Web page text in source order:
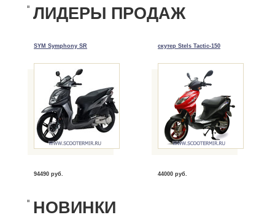
ЛИДЕРЫ ПРОДАЖ
SYM Symphony SR
94490 руб.
скутер Stels Tactic-150
44000 руб.
НОВИНКИ